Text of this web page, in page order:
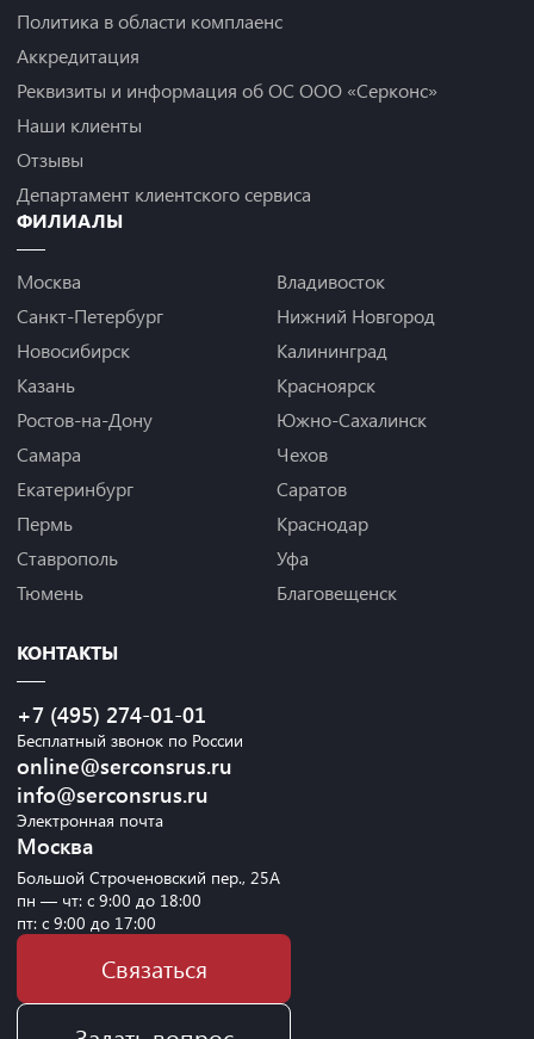
Политика в области комплаенс
Аккредитация
Реквизиты и информация об ОС ООО «Серконс»
Наши клиенты
Отзывы
Департамент клиентского сервиса
ФИЛИАЛЫ
Москва
Санкт-Петербург
Новосибирск
Казань
Ростов-на-Дону
Самара
Екатеринбург
Пермь
Ставрополь
Тюмень
Владивосток
Нижний Новгород
Калининград
Красноярск
Южно-Сахалинск
Чехов
Саратов
Краснодар
Уфа
Благовещенск
КОНТАКТЫ
+7 (495) 274-01-01
Бесплатный звонок по России
online@serconsrus.ru
info@serconsrus.ru
Электронная почта
Москва
Большой Строченовский пер., 25А
пн — чт: с 9:00 до 18:00
пт: с 9:00 до 17:00
Связаться